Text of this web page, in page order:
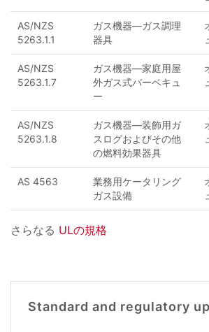
AS/NZS
5263.1.1
ガス機器—ガス調理
器具
AS/NZS
5263.1.7
ガス機器—家庭用屋
外ガス式バーベキュ
ー
AS/NZS
5263.1.8
ガス機器—装飾用ガ
スログおよびその他
の燃料効果器具
AS 4563
業務用ケータリング
ガス設備
さらなる ULの規格
Standard and regulatory